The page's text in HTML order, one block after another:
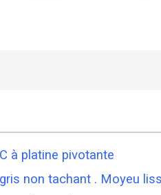
à platine pivotante
non tachant . Moyeu